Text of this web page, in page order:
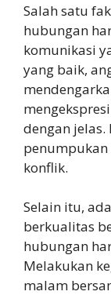
Salah satu
hubungan
komunikasi
yang baik,
dengan
konflik.
Selain itu,
berkualitas
hubungan
Melakukan
malam